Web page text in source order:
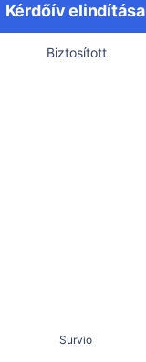
Kérdőív elindítása
Biztosított
Survio